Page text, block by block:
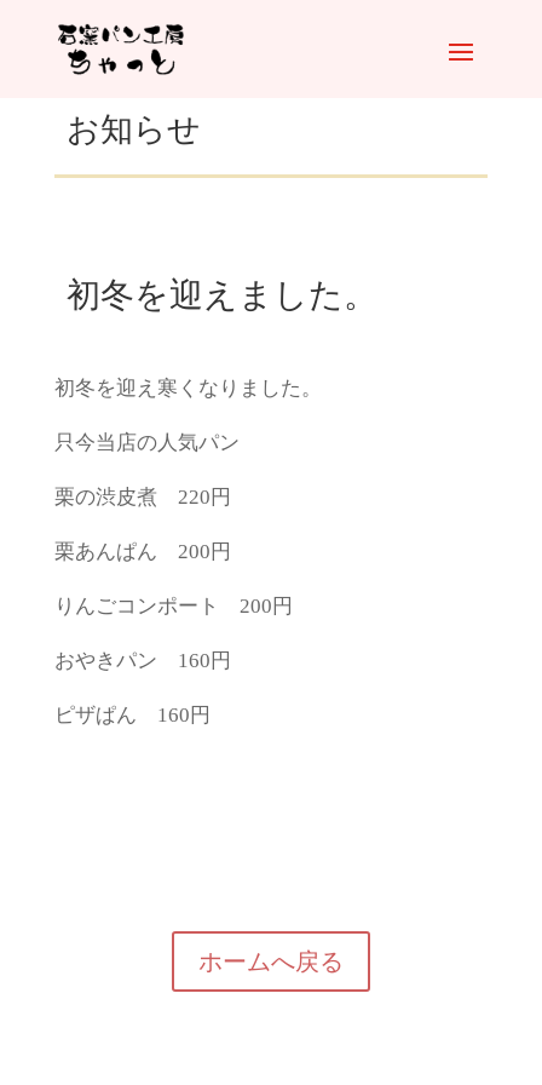
お知らせ
初冬を迎えました。
初冬を迎え寒くなりました。
只今当店の人気パン
栗の渋皮煮 220円
栗あんぱん 200円
りんごコンポート 200円
おやきパン 160円
ピザぱん 160円
ホームへ戻る